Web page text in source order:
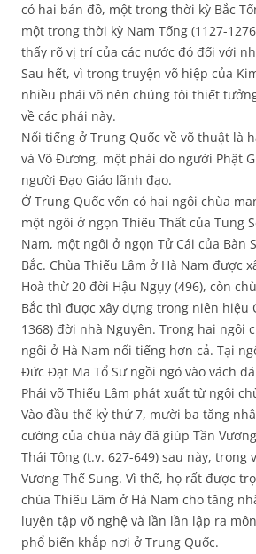
có hai bản đồ, một trong thời kỳ Bắc
một trong thời kỳ Nam Tống (1127-
thấy rõ vị trí của các nước đó đối với
Sau hết, vì trong truyện võ hiệp của
nhiều phái võ nên chúng tôi thiết
về các phái này.
Nổi tiếng ở Trung Quốc về võ thuật là
và Võ Đương, một phái do người Phật
người Đạo Giáo lãnh đạo.
Ở Trung Quốc vốn có hai ngôi chùa
một ngôi ở ngọn Thiếu Thất của Tung
Nam, một ngôi ở ngọn Tử Cái của Bàn
Bắc. Chùa Thiếu Lâm ở Hà Nam được
Hoà thừ 20 đời Hậu Ngụy (496), còn
Bắc thì được xây dựng trong niên hiệu
1368) đời nhà Nguyên. Trong hai ngôi
ngôi ở Hà Nam nổi tiếng hơn cả. Tại
Đức Đạt Ma Tổ Sư ngồi ngó vào vách
Phái võ Thiếu Lâm phát xuất từ ngôi
Vào đầu thế kỷ thứ 7, mười ba tăng
cường của chùa này đã giúp Tần
Thái Tông (t.v. 627-649) sau này, trong
Vương Thế Sung. Vì thế, họ rất được
chùa Thiếu Lâm ở Hà Nam cho tăng
luyện tập võ nghệ và lần lần lập ra
phổ biến khắp nơi ở Trung Quốc.